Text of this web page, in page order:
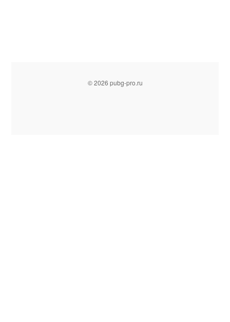
© 2026 pubg-pro.ru